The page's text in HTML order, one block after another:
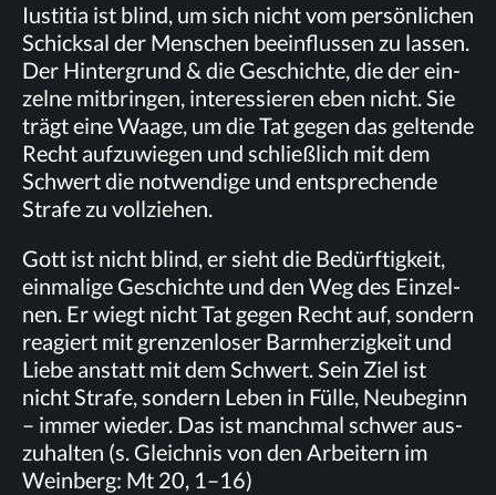
Ius­ti­tia ist blind, um sich nicht vom per­sön­li­chen
Schick­sal der Men­schen be­ein­flus­sen zu las­sen.
Der Hin­ter­grund & die Ge­schich­te, die der ein­
zel­ne mit­brin­gen, in­ter­es­sie­ren eben nicht. Sie
trägt eine Waa­ge, um die Tat ge­gen das gel­ten­de
Recht auf­zu­wie­gen und schließ­lich mit dem
Schwert die not­wen­di­ge und ent­spre­chen­de
Stra­fe zu vollziehen.
Gott ist nicht blind, er sieht die Be­dürf­tig­keit,
ein­ma­li­ge Ge­schich­te und den Weg des Ein­zel­
nen. Er wiegt nicht Tat ge­gen Recht auf, son­dern
re­agiert mit gren­zen­lo­ser Barm­her­zig­keit und
Lie­be an­statt mit dem Schwert. Sein Ziel ist
nicht Stra­fe, son­dern Le­ben in Fül­le, Neu­be­ginn
– im­mer wie­der. Das ist manch­mal schwer aus­
zu­hal­ten (s. Gleich­nis von den Ar­bei­tern im
Wein­berg: Mt 20, 1–16)